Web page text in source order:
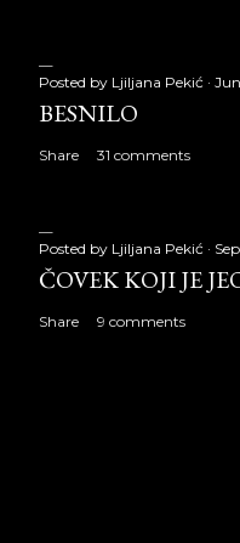
Posted by Ljiljana Pekić
BESNILO
Share 31 comments
Posted by Ljiljana Pekić
ČOVEK KOJI JE
Share 9 comments